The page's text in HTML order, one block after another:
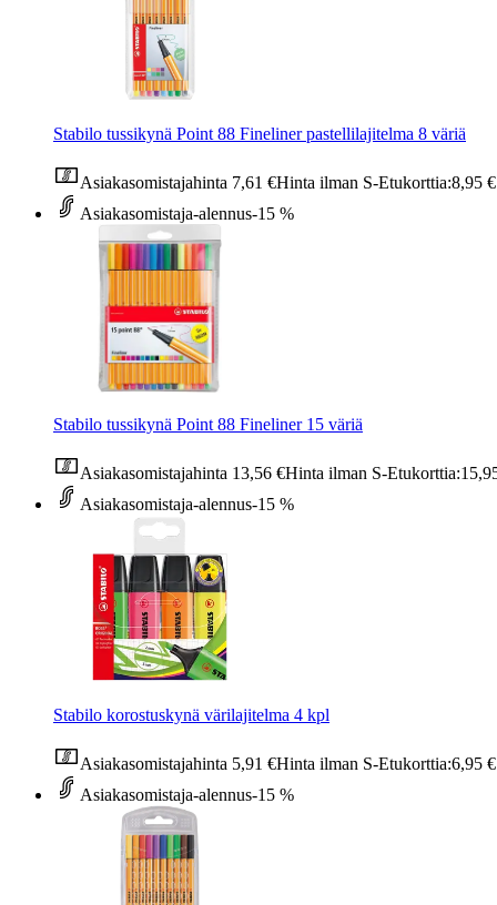
Stabilo tussikynä Point 88 Fineliner pastellilajitelma 8 väriä
Asiakasomistajahinta 7,61 €Hinta ilman S-Etukorttia:8,95 €
Asiakasomistaja-alennus-15 %
Stabilo tussikynä Point 88 Fineliner 15 väriä
Asiakasomistajahinta 13,56 €Hinta ilman S-Etukorttia:
Asiakasomistaja-alennus-15 %
Stabilo korostuskynä värilajitelma 4 kpl
Asiakasomistajahinta 5,91 €Hinta ilman S-Etukorttia:6,95 €
Asiakasomistaja-alennus-15 %